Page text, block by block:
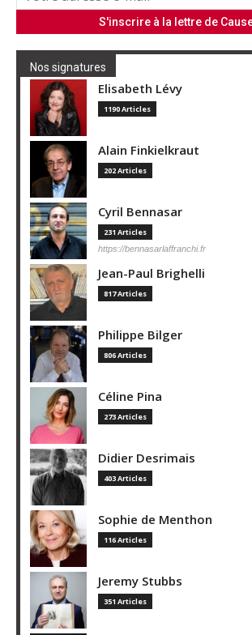
Nos signatures
Elisabeth Lévy
1190 Articles
Alain Finkielkraut
202 Articles
Cyril Bennasar
231 Articles
https://bennasarlaffranchi.fr
Jean-Paul Brighelli
817 Articles
Philippe Bilger
806 Articles
Céline Pina
273 Articles
Didier Desrimais
403 Articles
Sophie de Menthon
116 Articles
Jeremy Stubbs
351 Articles